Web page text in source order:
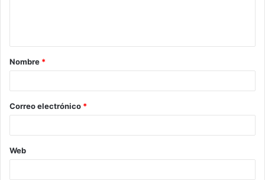
a
r
*
Nombre *
Correo electrónico *
Web